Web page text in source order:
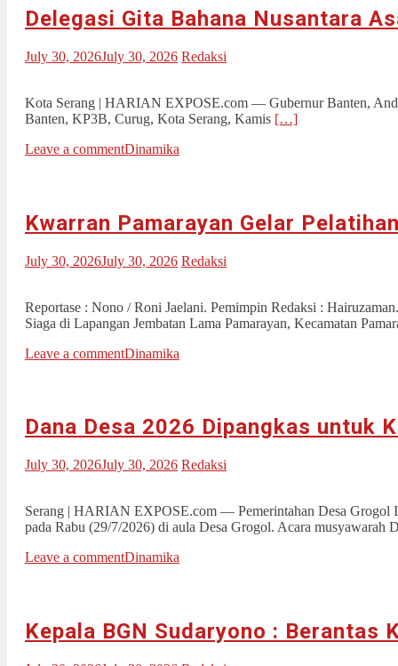
Delegasi Gita Bahana Nusantara
July 30, 2026July 30, 2026 Redaksi
Kota Serang | HARIAN EXPOSE.com — Gubernur Banten,
Banten, KP3B, Curug, Kota Serang, Kamis […]
Leave a commentDinamika
Kwarran Pamarayan Gelar
July 30, 2026July 30, 2026 Redaksi
Reportase : Nono / Roni Jaelani. Pemimpin Redaksi :
Siaga di Lapangan Jembatan Lama Pamarayan, Kecamatan
Leave a commentDinamika
Dana Desa 2026 Dipangkas untuk
July 30, 2026July 30, 2026 Redaksi
Serang | HARIAN EXPOSE.com — Pemerintahan Desa Grogol
pada Rabu (29/7/2026) di aula Desa Grogol. Acara musyawarah
Leave a commentDinamika
Kepala BGN Sudaryono :